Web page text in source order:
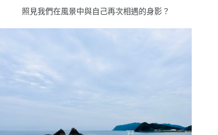
照見我們在風景中與自己再次相遇的身影？